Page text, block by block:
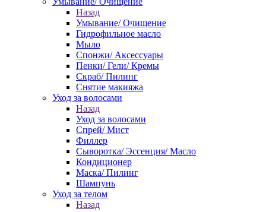
Назад
Умывание/ Очищение
Гидрофильное масло
Мыло
Спонжи/ Аксессуары
Пенки/ Гели/ Кремы
Скраб/ Пилинг
Снятие макияжа
Уход за волосами
Назад
Уход за волосами
Спрей/ Мист
Филлер
Сыворотка/ Эссенция/ Масло
Кондиционер
Маска/ Пилинг
Шампунь
Уход за телом
Назад